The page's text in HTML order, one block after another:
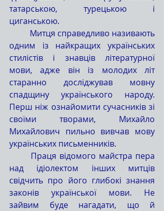
татарською, турецькою і
циганською.
одним із найкращих українських
стилістів і знавців літературної
мови, адже він із молодих літ
старанно досліджував мовну
спадщину українського народу.
Перш ніж ознайомити сучасників зі
своїми творами, Михайло
Михайлович пильно вивчав мову
українських письменників.
над ідіолектом інших митців
свідчить про його глибокі знання
законів української мови. Не
зайвим буде нагадати, що й